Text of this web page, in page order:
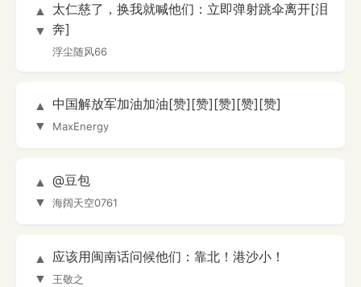
▲
▼
太仁慈了，换我就喊他们：立即弹射跳伞离开[泪
奔]
浮尘随风66
▲
▼
中国解放军加油加油[赞][赞][赞][赞][赞]
MaxEnergy
▲
▼
@豆包
海阔天空0761
▲
▼
应该用闽南话问候他们：靠北！港沙小！
王敬之